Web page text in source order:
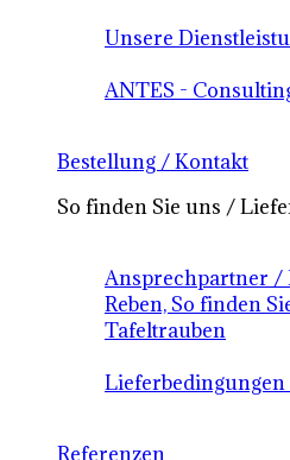
Unsere
ANTES -
Bestellung / Kontakt
So finden Sie uns /
Ansprechpartner /
Reben, So finden
Tafeltrauben
Lieferbedingungen
Referenzen